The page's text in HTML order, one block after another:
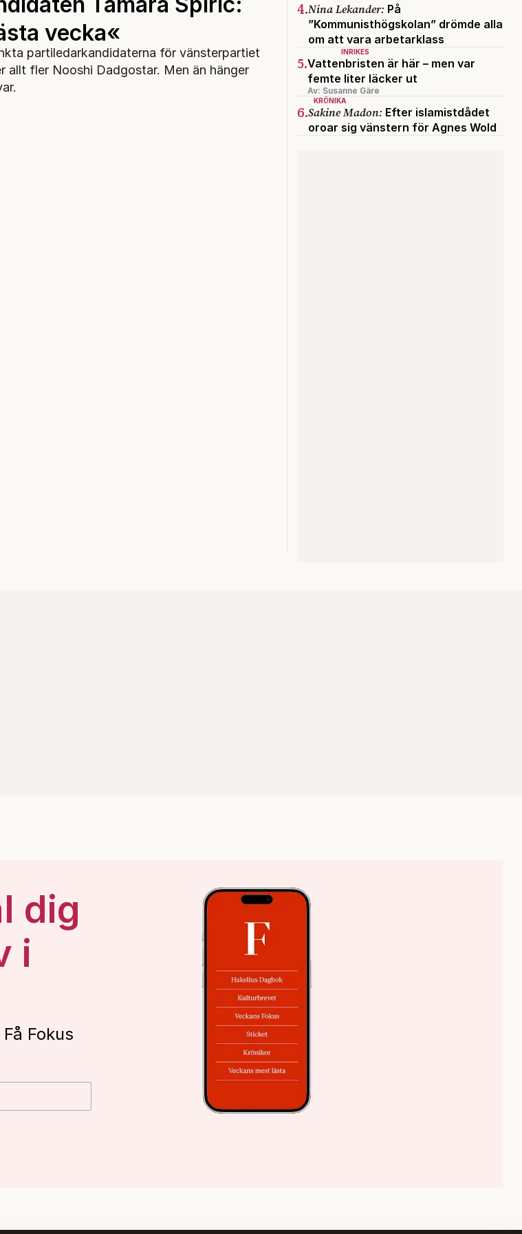
vecka«
partiledarkandidaterna för vänsterpartiet
allt fler Nooshi Dadgostar. Men än hänger
4.Nina Lekander: På
”Kommunisthögskolan” drömde alla
om att vara arbetarklass
INRIKES
5.Vattenbristen är här – men var
femte liter läcker ut
Av: Susanne Gäre
KRÖNIKA
6.Sakine Madon: Efter islamistdådet
oroar sig vänstern för Agnes Wold
dig
i
Fokus